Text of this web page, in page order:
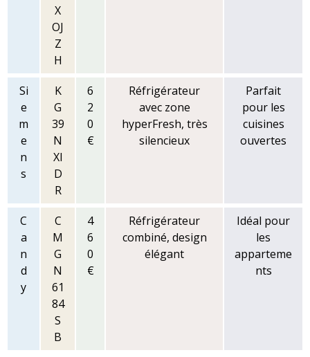
X
OJ
Z
H
Si
e
m
e
n
s
K
G
39
N
XI
D
R
6
2
0
€
Réfrigérateur
avec zone
hyperFresh, très
silencieux
Parfait
pour les
cuisines
ouvertes
C
a
n
d
y
C
M
G
N
61
84
S
B
4
6
0
€
Réfrigérateur
combiné, design
élégant
Idéal pour
les
apparteme
nts